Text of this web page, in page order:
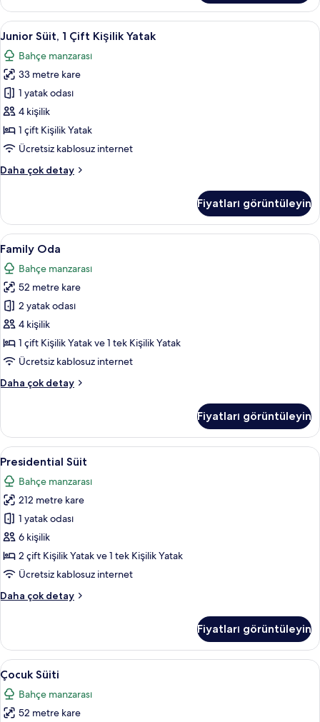
fazla
detay
Junior
Süit,
Çift
Kişilik
Yatak
için
tüm
görün
Ücretsiz minibar, odada kasa, masa, ses
7
Junior Süit, 1 Çift Kişilik Yatak
Bahçe manzarası
33 metre kare
1 yatak odası
4 kişilik
1 çift Kişilik Yatak
Ücretsiz kablosuz internet
Daha çok detay
Junior
Kişilik
Yatak
hakkında
fazla
detay
Fiyatları görüntüleyin
Family
Oda
için
tüm
fotoğrafları
görün
Ücretsiz minibar, odada kasa, masa, ses
7
Family Oda
Bahçe manzarası
52 metre kare
2 yatak odası
4 kişilik
1 çift Kişilik Yatak ve 1 tek Kişilik Yatak
Ücretsiz kablosuz internet
Daha çok detay
Family
fazla
detay
Fiyatları görüntüleyin
Presidential
Süit
için
tüm
fotoğrafları
görün
Presidential Süit | Oturma alanı |
8
Presidential Süit
Bahçe manzarası
212 metre kare
1 yatak odası
6 kişilik
2 çift Kişilik Yatak ve 1 tek Kişilik Yatak
Ücretsiz kablosuz internet
Daha çok detay
Presidential
fazla
detay
Fiyatları görüntüleyin
Çocuk
Süiti
için
tüm
Ücretsiz minibar, odada kasa, masa, ses
8
Çocuk Süiti
Bahçe manzarası
52 metre kare